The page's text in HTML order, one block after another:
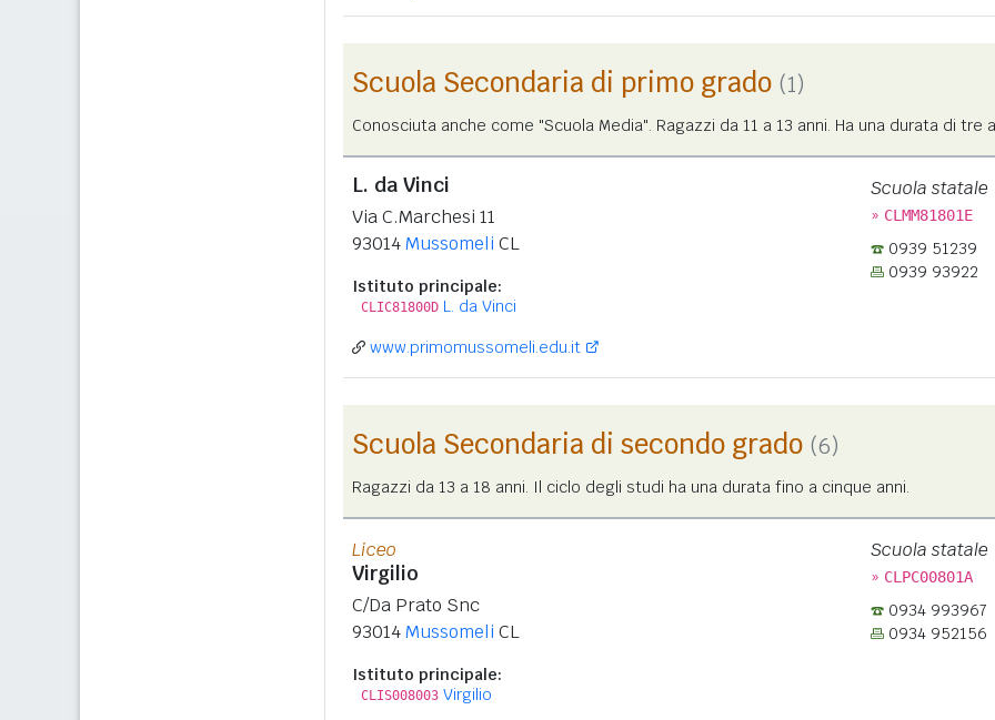
Scuola Secondaria di primo grado (1)
Conosciuta anche come "Scuola Media". Ragazzi da 11 a 13 anni. Ha una durata di tre
L. da Vinci
Via C.Marchesi 11
93014Mussomeli CL
Istituto principale:
CLIC81800D L. da Vinci
Scuola statale
» CLMM81801E
0939 51239
0939 93922
www.primomussomeli.edu.it
Scuola Secondaria di secondo grado (6)
Ragazzi da 13 a 18 anni. Il ciclo degli studi ha una durata fino a cinque anni.
Liceo
Virgilio
C/Da Prato Snc
93014Mussomeli CL
Istituto principale:
CLIS008003 Virgilio
Scuola statale
» CLPC00801A
0934 993967
0934 952156